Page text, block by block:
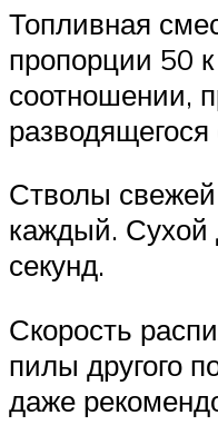
Топливная
пропорции 50
соотношении,
Стволы
каждый. Сухой
секунд.
Скорость
пилы другого
даже